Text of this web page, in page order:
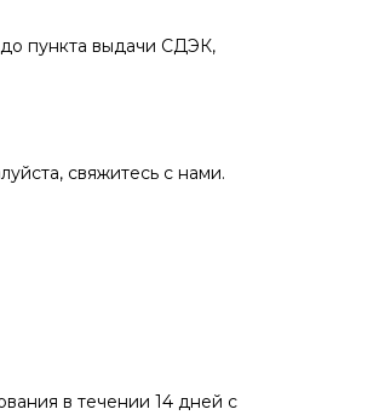
пункта выдачи СДЭК,
свяжитесь с нами.
в течении 14 дней с